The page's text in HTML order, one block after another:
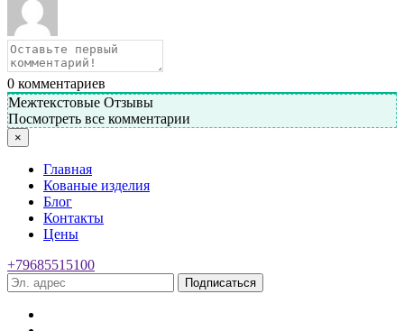
0 комментариев
Межтекстовые Отзывы
Посмотреть все комментарии
×
Главная
Кованые изделия
Блог
Контакты
Цены
+79685515100
Подписаться